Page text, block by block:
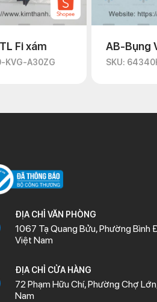
Fi xám
KVG-A30ZG
AB-Bụng
SKU:
ĐỊA CHỈ VĂN PHÒNG
1067 Tạ Quang Bửu, Phường Bình
Việt Nam
ĐỊA CHỈ CỬA HÀNG
72 Phạm Hữu Chí, Phường Chợ
Nam